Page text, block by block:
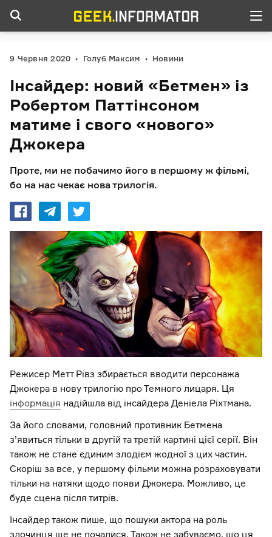
9 Червня 2020 Голуб Максим Новини
Інсайдер: новий «Бетмен» із
Робертом Паттінсоном
матиме і свого «нового»
Джокера
Проте, ми не побачимо його в першому ж фільмі,
бо на нас чекає нова трилогія.
Режисер Метт Рівз збирається вводити персонажа
Джокера в нову трилогію про Темного лицаря. Ця
інформація надійшла від інсайдера Деніела Ріхтмана.
За його словами, головний противник Бетмена
з’явиться тільки в другій та третій картині цієї серії. Він
також не стане єдиним злодієм жодної з цих частин.
Скоріш за все, у першому фільми можна розраховувати
тільки на натяки щодо появи Джокера. Можливо, це
буде сцена після титрів.
Інсайдер також пише, що пошуки актора на роль
злочинця ще не почалися. Також не забуваємо, що ця